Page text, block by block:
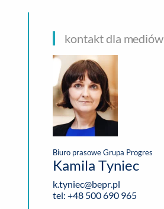
kontakt dla mediów
Biuro prasowe Grupa Progres
Kamila Tyniec
k.tyniec@bepr.pl
tel: +48 500 690 965